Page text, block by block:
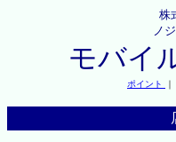
株
ノ
モバイ
ポイント ｜